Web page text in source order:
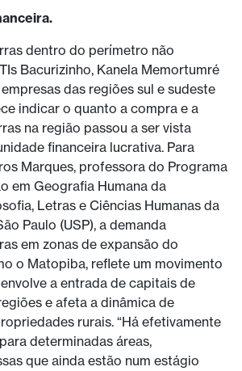
dentro do perímetro não
Bacurizinho, Kanela Memortumré
das regiões sul e sudeste
indicar o quanto a compra e a
na região passou a ser vista
financeira lucrativa. Para
Marques, professora do Programa
em Geografia Humana da
Letras e Ciências Humanas da
Paulo (USP), a demanda
em zonas de expansão do
o Matopiba, reflete um movimento
a entrada de capitais de
e afeta a dinâmica de
rurais. “Há efetivamente
determinadas áreas,
que ainda estão num estágio